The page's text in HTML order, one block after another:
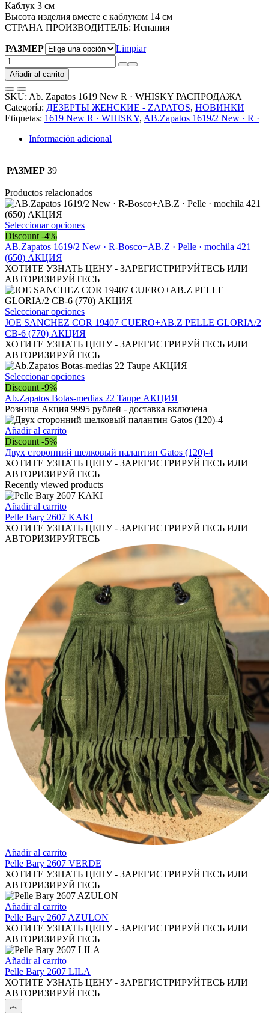
Каблук 3 см
Высота изделия вместе с каблуком 14 см
СТРАНА ПРОИЗВОДИТЕЛЬ: Испания
РАЗМЕР
Limpiar
Ab.
Zapatos
1619
New
R
·
WHISKY
АКЦИЯ
cantidad
Añadir al carrito
SKU: Ab. Zapatos 1619 New R · WHISKY РАСПРОДАЖА
Categoría: ДЕЗЕРТЫ ЖЕНСКИЕ - ZAPATOS, НОВИНКИ
Etiquetas: 1619 New R · WHISKY, AB.Zapatos 1619/2 New · R ·
Información adicional
РАЗМЕР 39
Productos relacionados
Seleccionar opcionesEste
tiene
variantes.
Las
opciones
se
pueden
elegir
en
la
página
de
producto
Discount -4%
AB.Zapatos 1619/2 New · R-Bosco+AB.Z · Pelle · mochila 421
(650) АКЦИЯ
ХОТИТЕ УЗНАТЬ ЦЕНУ - ЗАРЕГИСТРИРУЙТЕСЬ ИЛИ
АВТОРИЗИРУЙТЕСЬ
Seleccionar opcionesEste
producto
tiene
múltiples
variantes.
Las
opciones
pueden
elegir
en
de
producto
JOE SANCHEZ COR 19407 CUERO+AB.Z PELLE GLORIA/2
CB-6 (770) АКЦИЯ
ХОТИТЕ УЗНАТЬ ЦЕНУ - ЗАРЕГИСТРИРУЙТЕСЬ ИЛИ
АВТОРИЗИРУЙТЕСЬ
Seleccionar opcionesEste
tiene
múltiples
variantes.
se
pueden
elegir
en
la
de
producto
Discount -9%
Ab.Zapatos Botas-medias 22 Taupe АКЦИЯ
Розница Акция 9995 рублей - доставка включена
Añadir al carrito
Discount -5%
Двух сторонний шелковый палантин Gatos (120)-4
ХОТИТЕ УЗНАТЬ ЦЕНУ - ЗАРЕГИСТРИРУЙТЕСЬ ИЛИ
АВТОРИЗИРУЙТЕСЬ
Recently viewed products
Añadir al carrito
Pelle Bary 2607 KAKI
ХОТИТЕ УЗНАТЬ ЦЕНУ - ЗАРЕГИСТРИРУЙТЕСЬ ИЛИ
АВТОРИЗИРУЙТЕСЬ
Añadir al carrito
Pelle Bary 2607 VERDE
ХОТИТЕ УЗНАТЬ ЦЕНУ - ЗАРЕГИСТРИРУЙТЕСЬ ИЛИ
АВТОРИЗИРУЙТЕСЬ
Añadir al carrito
Pelle Bary 2607 AZULON
ХОТИТЕ УЗНАТЬ ЦЕНУ - ЗАРЕГИСТРИРУЙТЕСЬ ИЛИ
АВТОРИЗИРУЙТЕСЬ
Añadir al carrito
Pelle Bary 2607 LILA
ХОТИТЕ УЗНАТЬ ЦЕНУ - ЗАРЕГИСТРИРУЙТЕСЬ ИЛИ
АВТОРИЗИРУЙТЕСЬ